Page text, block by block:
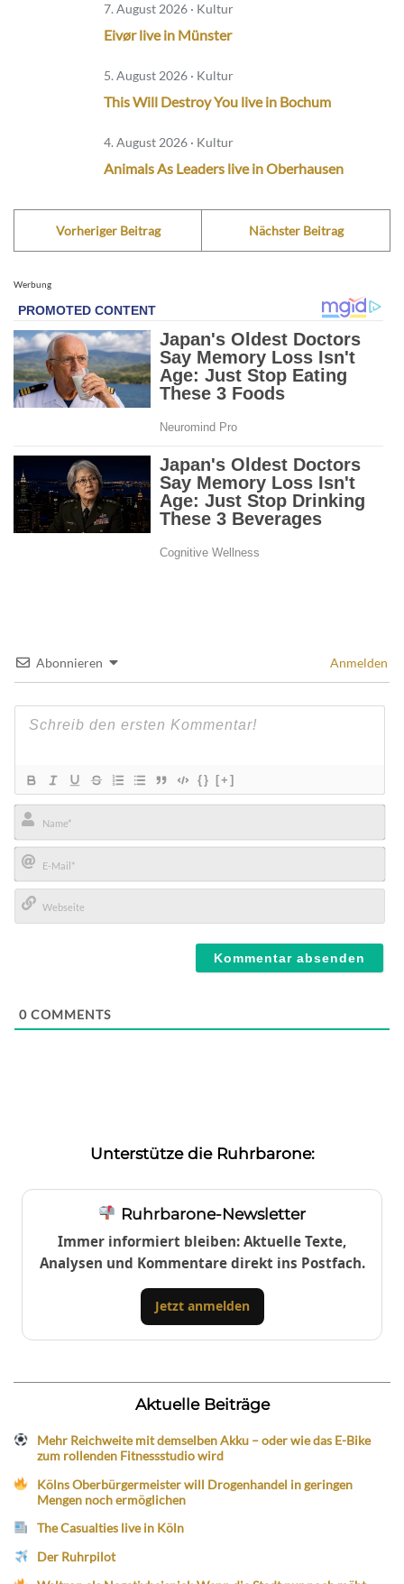
7. August 2026 · Kultur
Eivør live in Münster
5. August 2026 · Kultur
This Will Destroy You live in Bochum
4. August 2026 · Kultur
Animals As Leaders live in Oberhausen
Vorheriger Beitrag Nächster Beitrag
Werbung
Abonnieren Anmelden
{} [+]
Name*
E-
Mail*
0 COMMENTS
Unterstütze die Ruhrbarone:
Ruhrbarone-Newsletter
Immer informiert bleiben: Aktuelle Texte,
Analysen und Kommentare direkt ins Postfach.
Jetzt anmelden
Aktuelle Beiträge
Mehr Reichweite mit demselben Akku – oder wie das E-Bike
zum rollenden Fitnessstudio wird
Kölns Oberbürgermeister will Drogenhandel in geringen
Mengen noch ermöglichen
The Casualties live in Köln
Der Ruhrpilot